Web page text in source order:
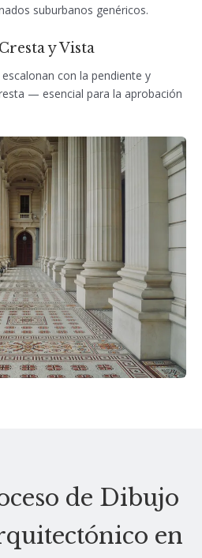
suburbanos genéricos.
y Vista
con la pendiente y
— esencial para la aprobación
de Dibujo
en